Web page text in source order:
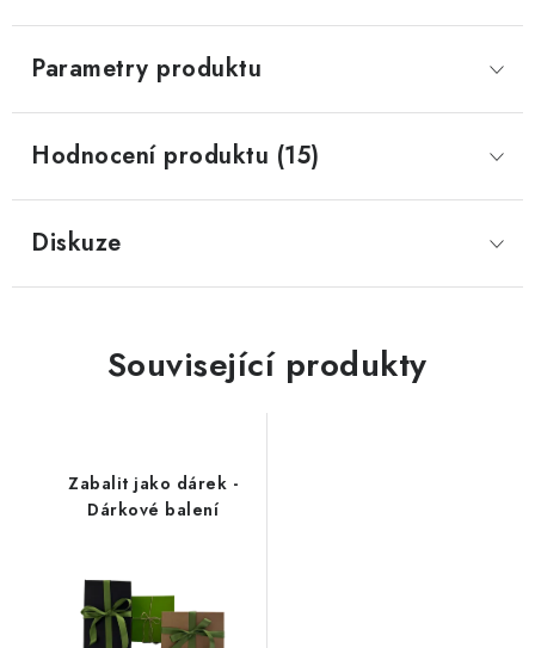
Parametry produktu
Hodnocení produktu (15)
Diskuze
Související produkty
Zabalit jako dárek -
Dárkové balení